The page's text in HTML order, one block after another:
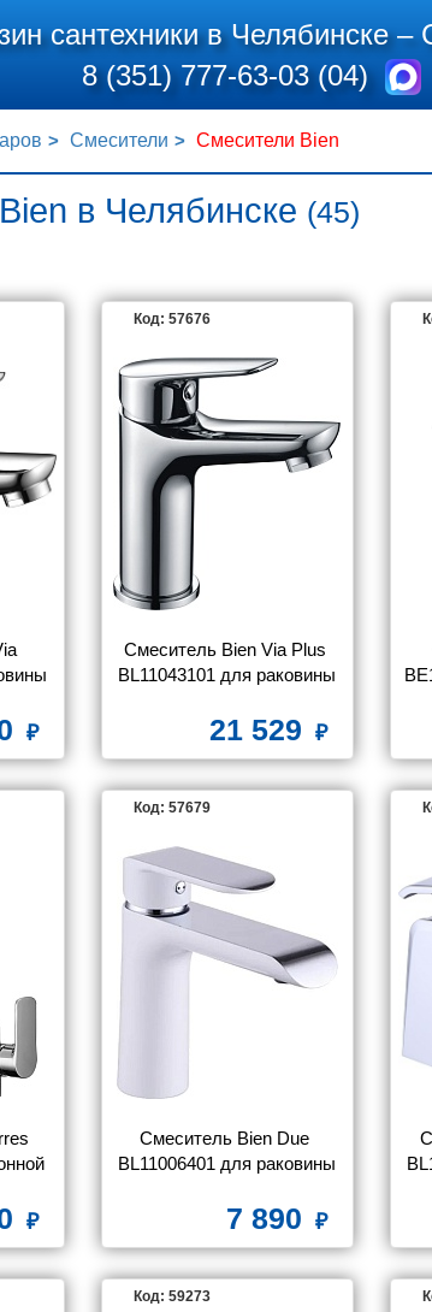
сантехники в Челябинске –
8 (351) 777-63-03 (04)
Смесители Смесители Bien
в Челябинске (45)
Код: 57676
Смеситель Bien Via Plus
BL11043101 для раковины
21 529
Код: 57679
Смеситель Bien Due
BL11006401 для раковины
7 890
Код: 59273